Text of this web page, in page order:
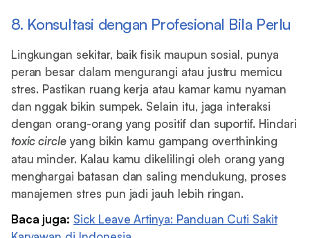
8. Konsultasi dengan Profesional Bila Perlu
Lingkungan sekitar, baik fisik maupun sosial, punya
peran besar dalam mengurangi atau justru memicu
stres. Pastikan ruang kerja atau kamar kamu nyaman
dan nggak bikin sumpek. Selain itu, jaga interaksi
dengan orang-orang yang positif dan suportif. Hindari
toxic circle yang bikin kamu gampang overthinking
atau minder. Kalau kamu dikelilingi oleh orang yang
menghargai batasan dan saling mendukung, proses
manajemen stres pun jadi jauh lebih ringan.
Baca juga: Sick Leave Artinya: Panduan Cuti Sakit